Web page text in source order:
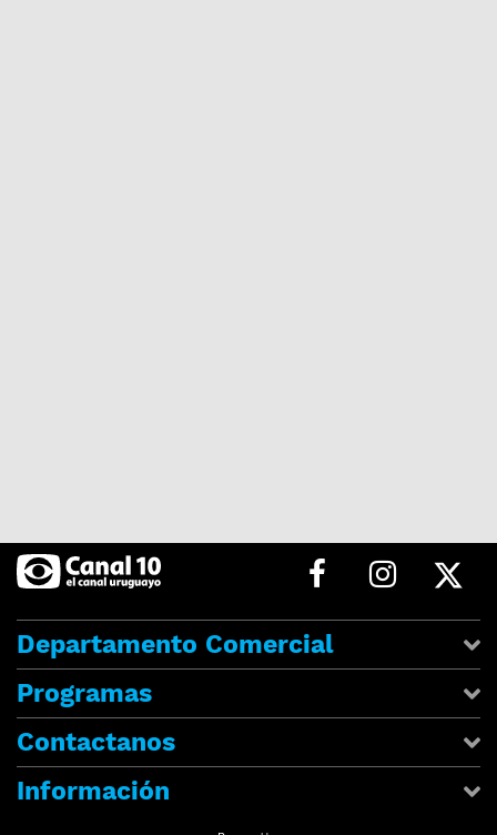
Departamento Comercial
Programas
Contactanos
Información